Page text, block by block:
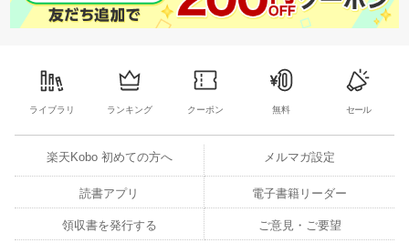
ライブラリ ランキング クーポン 無料 セール
楽天Kobo 初めての方へ メルマガ設定
読書アプリ 電子書籍リーダー
領収書を発行する ご意見・ご要望